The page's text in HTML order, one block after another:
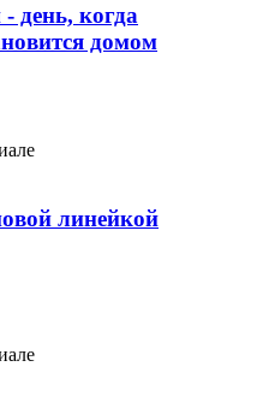
день, когда
домом
линейкой